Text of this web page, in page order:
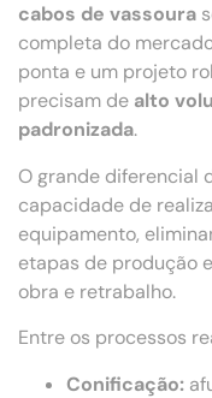
cabos de vassoura
completa do
ponta e um projeto
precisam de alto
padronizada.
O grande diferencial
capacidade de
equipamento,
etapas de produção
obra e retrabalho.
Entre os processos
Conificação: